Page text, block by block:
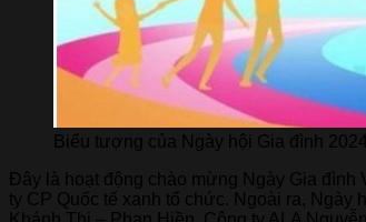
Biểu tượng của Ngày hội Gia đình
Đây là hoạt động chào mừng Ngày Gia
ty CP Quốc tế xanh tổ chức. Ngoài ra,